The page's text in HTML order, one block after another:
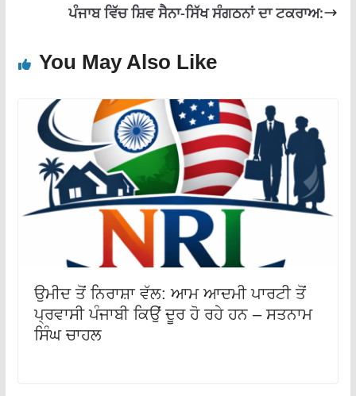
ਪੰਜਾਬ ਵਿੱਚ ਸ਼ਿਵ ਸੈਨਾ-ਸਿੱਖ ਸੰਗਠਨਾਂ ਦਾ ਟਕਰਾਅ:
You May Also Like
ਉਮੀਦ ਤੋਂ ਨਿਰਾਸ਼ਾ ਵੱਲ: ਆਮ ਆਦਮੀ ਪਾਰਟੀ ਤੋਂ
ਪ੍ਰਵਾਸੀ ਪੰਜਾਬੀ ਕਿਉਂ ਦੂਰ ਹੋ ਰਹੇ ਹਨ – ਸਤਨਾਮ
ਸਿੰਘ ਚਾਹਲ